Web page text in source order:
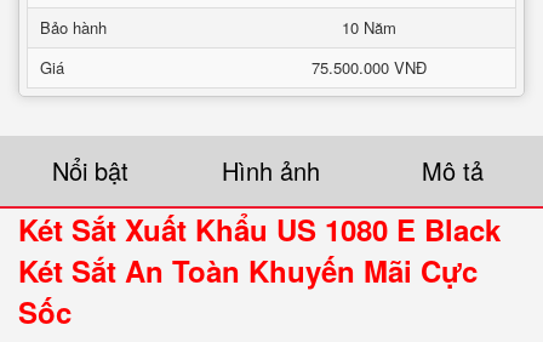
Bảo hành
10 Năm
Giá
75.500.000 VNĐ
Nổi bật Hình ảnh Mô tả
Két Sắt Xuất Khẩu US 1080 E Black
Két Sắt An Toàn Khuyến Mãi Cực
Sốc